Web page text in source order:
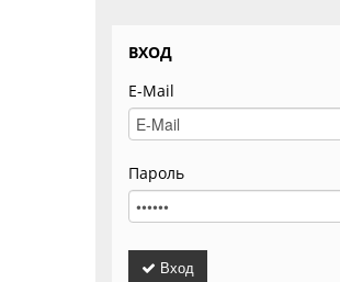
ВХОД
E-Mail
Пароль
Вход